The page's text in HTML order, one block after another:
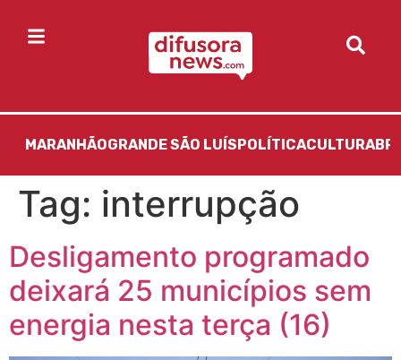
MARANHÃOGRANDE SÃO LUÍS POLÍTICACULTURA
Tag: interrupção
Desligamento programado
deixará 25 municípios sem
energia nesta terça (16)